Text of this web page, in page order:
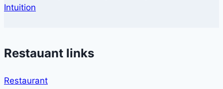
Intuition
Restauant links
Restaurant